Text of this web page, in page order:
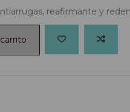
reafirmante y